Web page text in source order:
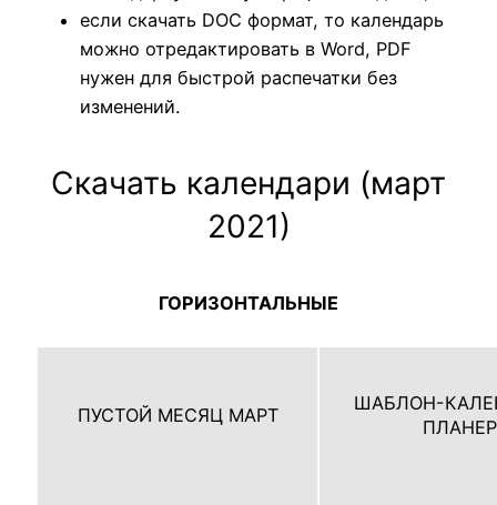
если скачать DOC формат, то календарь
можно отредактировать в Word, PDF
нужен для быстрой распечатки без
изменений.
Скачать календари (март
2021)
ГОРИЗОНТАЛЬНЫЕ
ПУСТОЙ МЕСЯЦ МАРТ
ШАБЛОН-
ПЛАНЕР